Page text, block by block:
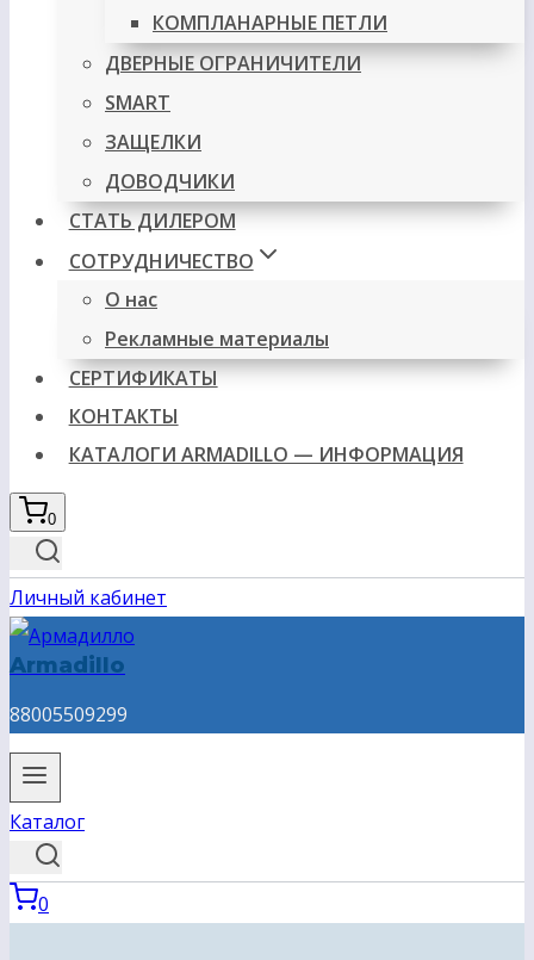
КОМПЛАНАРНЫЕ ПЕТЛИ
ДВЕРНЫЕ ОГРАНИЧИТЕЛИ
SMART
ЗАЩЕЛКИ
ДОВОДЧИКИ
СТАТЬ ДИЛЕРОМ
СОТРУДНИЧЕСТВО
О нас
Рекламные материалы
СЕРТИФИКАТЫ
КОНТАКТЫ
КАТАЛОГИ ARMADILLO — ИНФОРМАЦИЯ
0
Личный кабинет
Armadillo
88005509299
Каталог
0